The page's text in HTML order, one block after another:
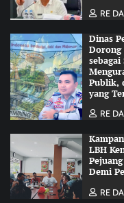
RE
Dinas
Dorong
Publik,
yang
RE
LBH
Demi
RE